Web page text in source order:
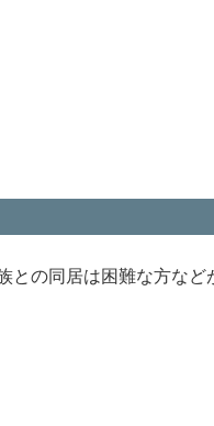
との同居は困難な方など